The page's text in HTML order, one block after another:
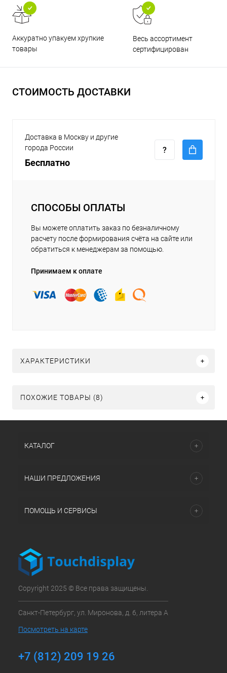
Аккуратно упакуем хрупкие
товары
Весь ассортимент
сертифицирован
СТОИМОСТЬ ДОСТАВКИ
Доставка в Москву и другие
города России
Бесплатно
СПОСОБЫ ОПЛАТЫ
Вы можете оплатить заказ по безналичному
расчету после формирования счёта на сайте или
обратиться к менеджерам за помощью.
Принимаем к оплате
ХАРАКТЕРИСТИКИ
ПОХОЖИЕ ТОВАРЫ (8)
КАТАЛОГ
НАШИ ПРЕДЛОЖЕНИЯ
ПОМОЩЬ И СЕРВИСЫ
Copyright 2025 © Все права защищены.
Санкт-Петербург, ул. Миронова, д. 6, литера А
Посмотреть на карте
+7 (812) 209 19 26